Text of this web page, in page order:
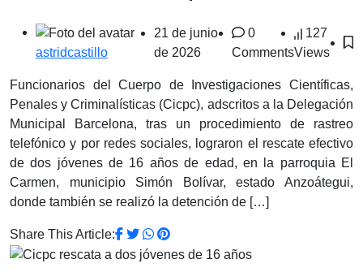
astridcastillo
21 de junio
de 2026
0
Comments
127
Views
Funcionarios del Cuerpo de Investigaciones Científicas,
Penales y Criminalísticas (Cicpc), adscritos a la Delegación
Municipal Barcelona, tras un procedimiento de rastreo
telefónico y por redes sociales, lograron el rescate efectivo
de dos jóvenes de 16 años de edad, en la parroquia El
Carmen, municipio Simón Bolívar, estado Anzoátegui,
donde también se realizó la detención de […]
Share This Article: